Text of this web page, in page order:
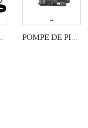
MINUTERIE-SP-4 POMPE DE PISCINE GIDROX-SP-4